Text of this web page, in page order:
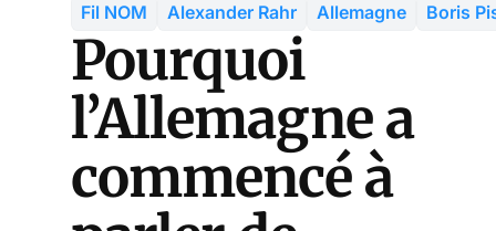
Fil NOM Alexander Rahr Allemagne Boris
Pourquoi
l’Allemagne a
commencé à